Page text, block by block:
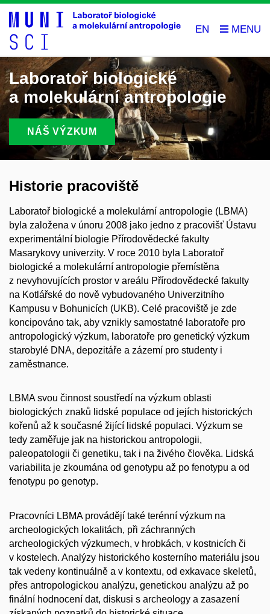
EN
Laboratoř biologické
a molekulární antropologie
NÁŠ VÝZKUM
Historie pracoviště
Laboratoř biologické a molekulární antropologie (LBMA)
byla založena v únoru 2008 jako jedno z pracovišť Ústavu
experimentální biologie Přírodovědecké fakulty
Masarykovy univerzity. V roce 2010 byla Laboratoř
biologické a molekulární antropologie přemístěna
z nevyhovujících prostor v areálu Přírodovědecké fakulty
na Kotlářské do nově vybudovaného Univerzitního
Kampusu v Bohunicích (UKB). Celé pracoviště je zde
koncipováno tak, aby vznikly samostatné laboratoře pro
antropologický výzkum, laboratoře pro genetický výzkum
starobylé DNA, depozitáře a zázemí pro studenty i
zaměstnance.
LBMA svou činnost soustředí na výzkum oblasti
biologických znaků lidské populace od jejích historických
kořenů až k současné žijící lidské populaci. Výzkum se
tedy zaměřuje jak na historickou antropologii,
paleopatologii či genetiku, tak i na živého člověka. Lidská
variabilita je zkoumána od genotypu až po fenotypu a od
fenotypu po genotyp.
Pracovníci LBMA provádějí také terénní výzkum na
archeologických lokalitách, při záchranných
archeologických výzkumech, v hrobkách, v kostnicích či
v kostelech. Analýzy historického kosterního materiálu jsou
tak vedeny kontinuálně a v kontextu, od exkavace skeletů,
přes antropologickou analýzu, genetickou analýzu až po
finální hodnocení dat, diskusi s archeology a zasazení